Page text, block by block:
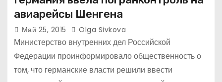
авиарейсы Шенгена
Май 25, 2015 Olga Sivkova
Министерство внутренних дел Российской
Федерации проинформировало общественность о
том, что германские власти решили ввести